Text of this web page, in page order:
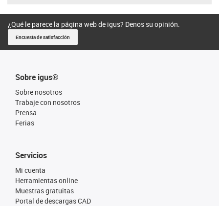
¿Qué le parece la página web de igus? Denos su opinión.
Encuesta de satisfacción
Sobre igus®
Sobre nosotros
Trabaje con nosotros
Prensa
Ferias
Servicios
Mi cuenta
Herramientas online
Muestras gratuitas
Portal de descargas CAD